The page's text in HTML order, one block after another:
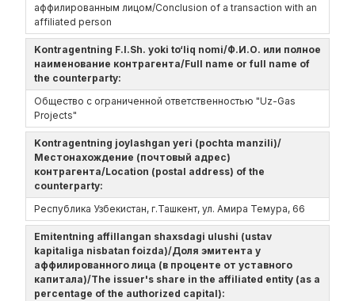
аффилированным лицом/Conclusion of a transaction with an
affiliated person
Kontragentning F.I.Sh. yoki to‘liq nomi/Ф.И.О. или полное
наименование контрагента/Full name or full name of
the counterparty:
Общество с ограниченной ответственностью "Uz-Gas
Projects"
Kontragentning joylashgan yeri (pochta manzili)/
Местонахождение (почтовый адрес)
контрагента/Location (postal address) of the
counterparty:
Республика Узбекистан, г.Ташкент, ул. Амира Темура, 66
Emitentning affillangan shaxsdagi ulushi (ustav
kapitaliga nisbatan foizda)/Доля эмитента у
аффилированного лица (в проценте от уставного
капитала)/The issuer's share in the affiliated entity (as a
percentage of the authorized capital):